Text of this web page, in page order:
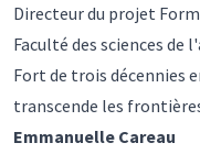
Directeur du projet
Faculté des sciences
Fort de trois décennies
transcende les
Emmanuelle Careau